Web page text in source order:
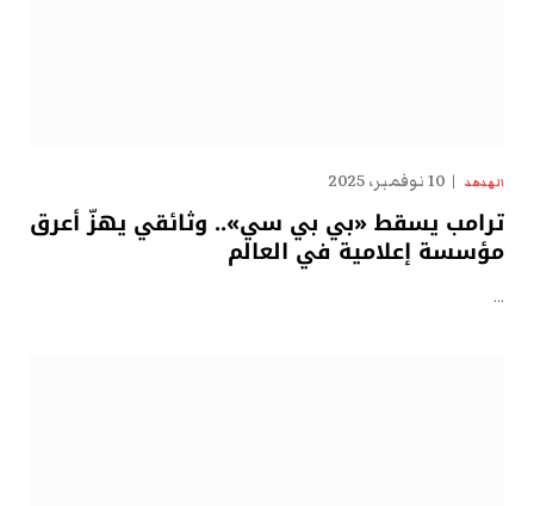
الهدهد 10 نوفمبر، 2025
ترامب يسقط «بي بي سي».. وثائقي يهزّ أعرق
مؤسسة إعلامية في العالم
…